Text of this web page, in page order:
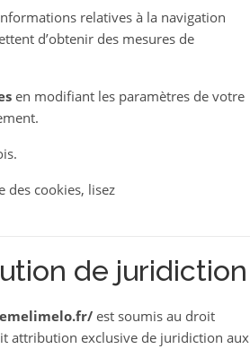
relatives à la navigation
d’obtenir des mesures de
en modifiant les paramètres de votre
des cookies, lisez
de juridiction
est soumis au droit
attribution exclusive de juridiction aux